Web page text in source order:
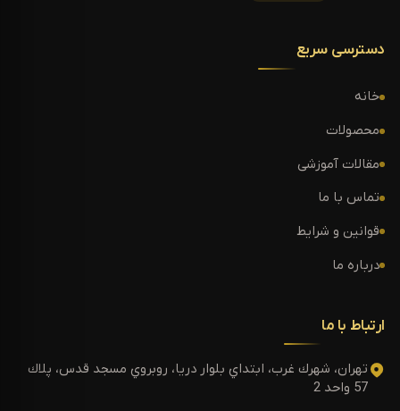
دسترسی سریع
خانه
محصولات
مقالات آموزشی
تماس با ما
قوانین و شرایط
درباره ما
ارتباط با ما
تهران، شهرك غرب، ابتداي بلوار دريا، روبروي مسجد قدس، پلاك
57 واحد 2